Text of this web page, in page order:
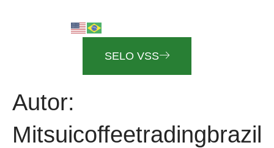
SELO VSS
Autor:
Mitsuicoffeetradingbrazil